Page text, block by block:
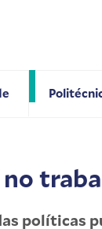
no
políticas